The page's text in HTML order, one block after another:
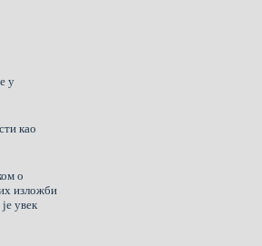
у
као
о
изложби
увек